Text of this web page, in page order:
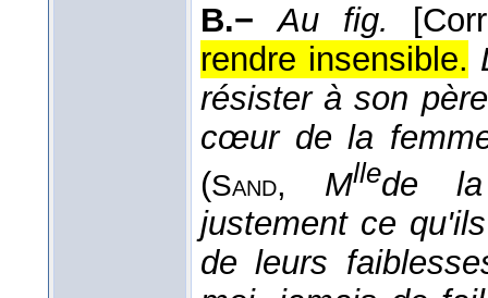
B.−
Au fig.
rendre insensible.
résister à son
cœur de la
(Sand, Mllede la
justement ce qu'ils
de leurs